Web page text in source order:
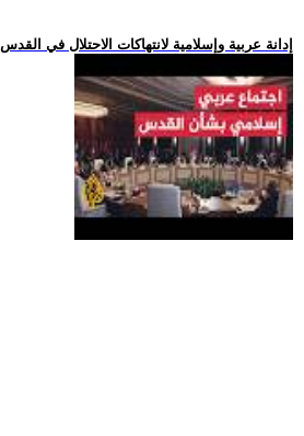
.. إدانة عربية وإسلامية لانتهاكات الاحتلال في القدس